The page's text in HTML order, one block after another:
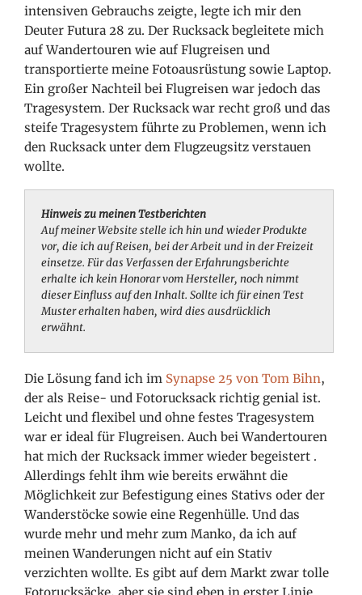
intensiven Gebrauchs zeigte, legteich mir den
Deuter Futura 28 zu. Der Rucksack begleitete mich
auf Wandertouren wie auf Flugreisen und
transportierte meine Fotoausrüstung sowie Laptop.
Ein großer Nachteil bei Flugreisen war jedoch das
Tragesystem. Der Rucksack war recht groß und das
steife Tragesystem führte zu Problemen, wenn ich
den Rucksack unter dem Flugzeugsitz verstauen
wollte.
Hinweis zu meinen Testberichten
Auf meiner Website stelle ich hin und wieder Produkte
vor, die ich auf Reisen, bei der Arbeit und in der Freizeit
einsetze. Für das Verfassen der Erfahrungsberichte
erhalte ich kein Honorar vom Hersteller, noch nimmt
dieser Einfluss auf den Inhalt. Sollte ich für einen Test
Muster erhalten haben, wird dies ausdrücklich
erwähnt.
Die Lösung fand ich im Synapse 25 von Tom Bihn,
der als Reise- und Fotorucksack richtig genial ist.
Leicht und flexibel und ohne festes Tragesystem
war er ideal für Flugreisen. Auch bei Wandertouren
hat mich der Rucksack immer wieder begeistert .
Allerdings fehlt ihm wie bereits erwähnt die
Möglichkeit zur Befestigung eines Stativs oder der
Wanderstöcke sowie eine Regenhülle. Und das
wurde mehr und mehr zum Manko, da ich auf
meinen Wanderungen nicht auf ein Stativ
verzichten wollte. Es gibt auf dem Markt zwar tolle